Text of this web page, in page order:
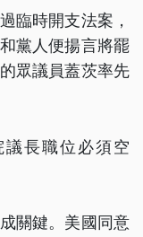
臨時開支法案，
黨人便揚言將罷
眾議員蓋茨率先
長職位必須空
關鍵。美國同意